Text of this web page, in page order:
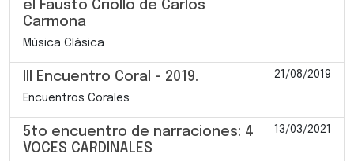
el Fausto Criollo de Carlos
Carmona
Música Clásica
III Encuentro Coral - 2019. 21/08/2019
Encuentros Corales
5to encuentro de narraciones: 4
VOCES CARDINALES
13/03/2021